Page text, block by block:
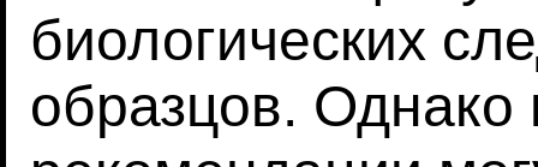
биологических
образцов. Однако